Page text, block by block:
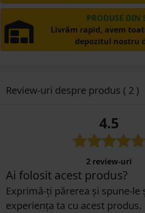
PRODUSE DIN
Livrăm rapid, avem
depozitul nostru
Review-uri despre produs ( 2 )
4.5
2 review-uri
Ai folosit acest produs?
Exprimă-ți părerea și spune-le
experiența ta cu acest produs.